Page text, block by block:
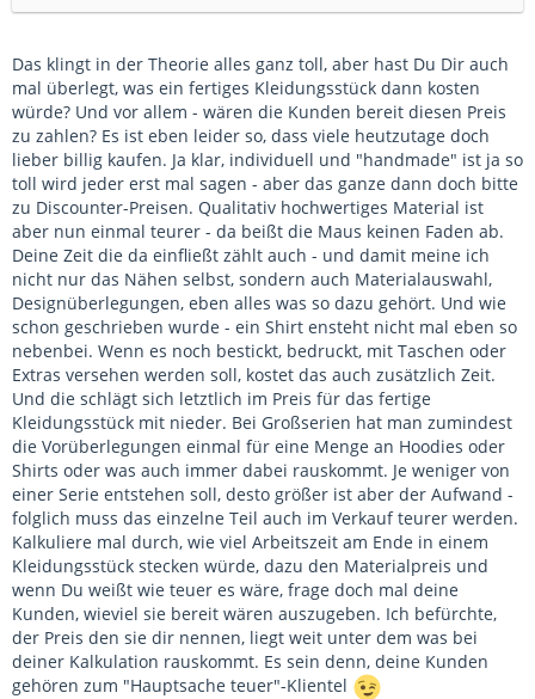
Das klingt in der Theorie alles ganz toll, aber hast Du Dir auch
mal überlegt, was ein fertiges Kleidungsstück dann kosten
würde? Und vor allem - wären die Kunden bereit diesen Preis
zu zahlen? Es ist eben leider so, dass viele heutzutage doch
lieber billig kaufen. Ja klar, individuell und "handmade" ist ja so
toll wird jeder erst mal sagen - aber das ganze dann doch bitte
zu Discounter-Preisen. Qualitativ hochwertiges Material ist
aber nun einmal teurer - da beißt die Maus keinen Faden ab.
Deine Zeit die da einfließt zählt auch - und damit meine ich
nicht nur das Nähen selbst, sondern auch Materialauswahl,
Designüberlegungen, eben alles was so dazu gehört. Und wie
schon geschrieben wurde - ein Shirt ensteht nicht mal eben so
nebenbei. Wenn es noch bestickt, bedruckt, mit Taschen oder
Extras versehen werden soll, kostet das auch zusätzlich Zeit.
Und die schlägt sich letztlich im Preis für das fertige
Kleidungsstück mit nieder. Bei Großserien hat man zumindest
die Vorüberlegungen einmal für eine Menge an Hoodies oder
Shirts oder was auch immer dabei rauskommt. Je weniger von
einer Serie entstehen soll, desto größer ist aber der Aufwand -
folglich muss das einzelne Teil auch im Verkauf teurer werden.
Kalkuliere mal durch, wie viel Arbeitszeit am Ende in einem
Kleidungsstück stecken würde, dazu den Materialpreis und
wenn Du weißt wie teuer es wäre, frage doch mal deine
Kunden, wieviel sie bereit wären auszugeben. Ich befürchte,
der Preis den sie dir nennen, liegt weit unter dem was bei
deiner Kalkulation rauskommt. Es sein denn, deine Kunden
gehören zum "Hauptsache teuer"-Klientel